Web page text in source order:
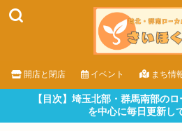
開店と閉店 イベント まち情
【目次】埼玉北部・群馬南部の
を中心に毎日更新し